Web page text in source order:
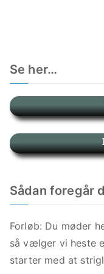
Se her…
Sådan foregår
Forløb: Du møder
så vælger vi heste
starter med at